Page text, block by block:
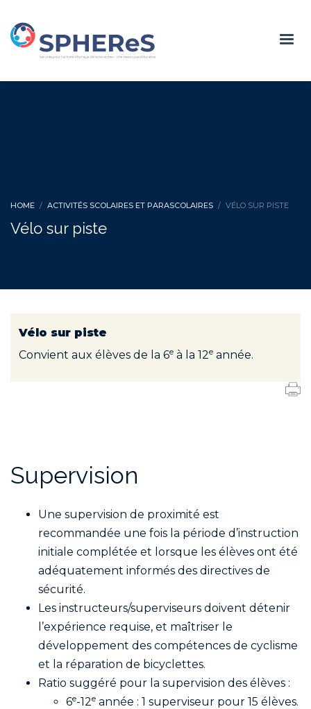
HOME ACTIVITÉS SCOLAIRES ET PARASCOLAIRES VÉLO SUR PISTE
Vélo sur piste
Vélo sur piste
Convient aux élèves de la 6e à la 12e année.
Supervision
Une supervision de proximité est
recommandée une fois la période d’instruction
initiale complétée et lorsque les élèves ont été
adéquatement informés des directives de
sécurité.
Les instructeurs/superviseurs doivent détenir
l’expérience requise, et maîtriser le
développement des compétences de cyclisme
et la réparation de bicyclettes.
Ratio suggéré pour la supervision des élèves :
6e-12e année : 1 superviseur pour 15 élèves.